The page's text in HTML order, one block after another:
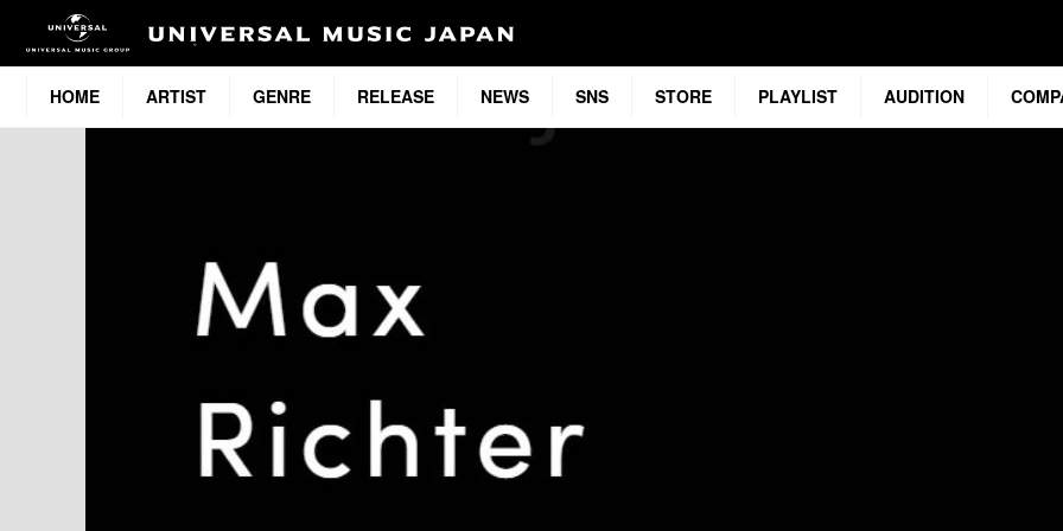
HOME ARTIST GENRE RELEASE NEWS SNS STORE PLAYLIST AUDITION